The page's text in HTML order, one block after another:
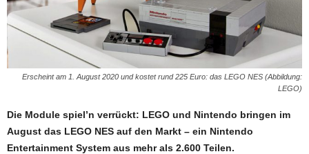
Erscheint am 1. August 2020 und kostet rund 225 Euro: das LEGO NES (Abbildung:
LEGO)
Die Module spiel’n verrückt: LEGO und Nintendo bringen im
August das LEGO NES auf den Markt – ein Nintendo
Entertainment System aus mehr als 2.600 Teilen.